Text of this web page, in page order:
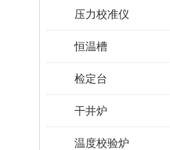
压力校准仪
恒温槽
检定台
干井炉
温度校验炉